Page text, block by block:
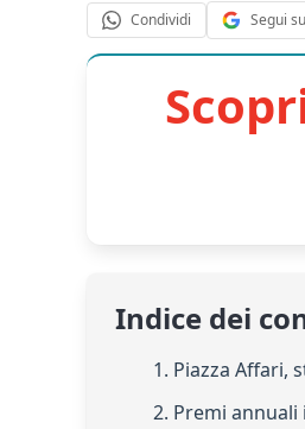
Condividi Segui
Indice dei
1. Piazza Affari,
2. Premi